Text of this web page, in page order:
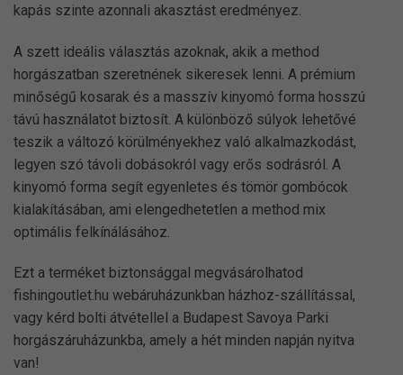
kapás szinte azonnali akasztást eredményez.
A szett ideális választás azoknak, akik a method
horgászatban szeretnének sikeresek lenni. A prémium
minőségű kosarak és a masszív kinyomó forma hosszú
távú használatot biztosít. A különböző súlyok lehetővé
teszik a változó körülményekhez való alkalmazkodást,
legyen szó távoli dobásokról vagy erős sodrásról. A
kinyomó forma segít egyenletes és tömör gombócok
kialakításában, ami elengedhetetlen a method mix
optimális felkínálásához.
Ezt a terméket biztonsággal megvásárolhatod
fishingoutlet.hu webáruházunkban házhoz-szállítással,
vagy kérd bolti átvétellel a Budapest Savoya Parki
horgászáruházunkba, amely a hét minden napján nyitva
van!